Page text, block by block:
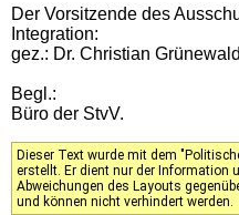
Der Vorsitzende des
Integration:
gez.: Dr. Christian Grünewald
Begl.:
Büro der StvV.
Dieser Text wurde mit dem
erstellt. Er dient nur der Information
Abweichungen des Layouts
und können nicht verhindert werden.